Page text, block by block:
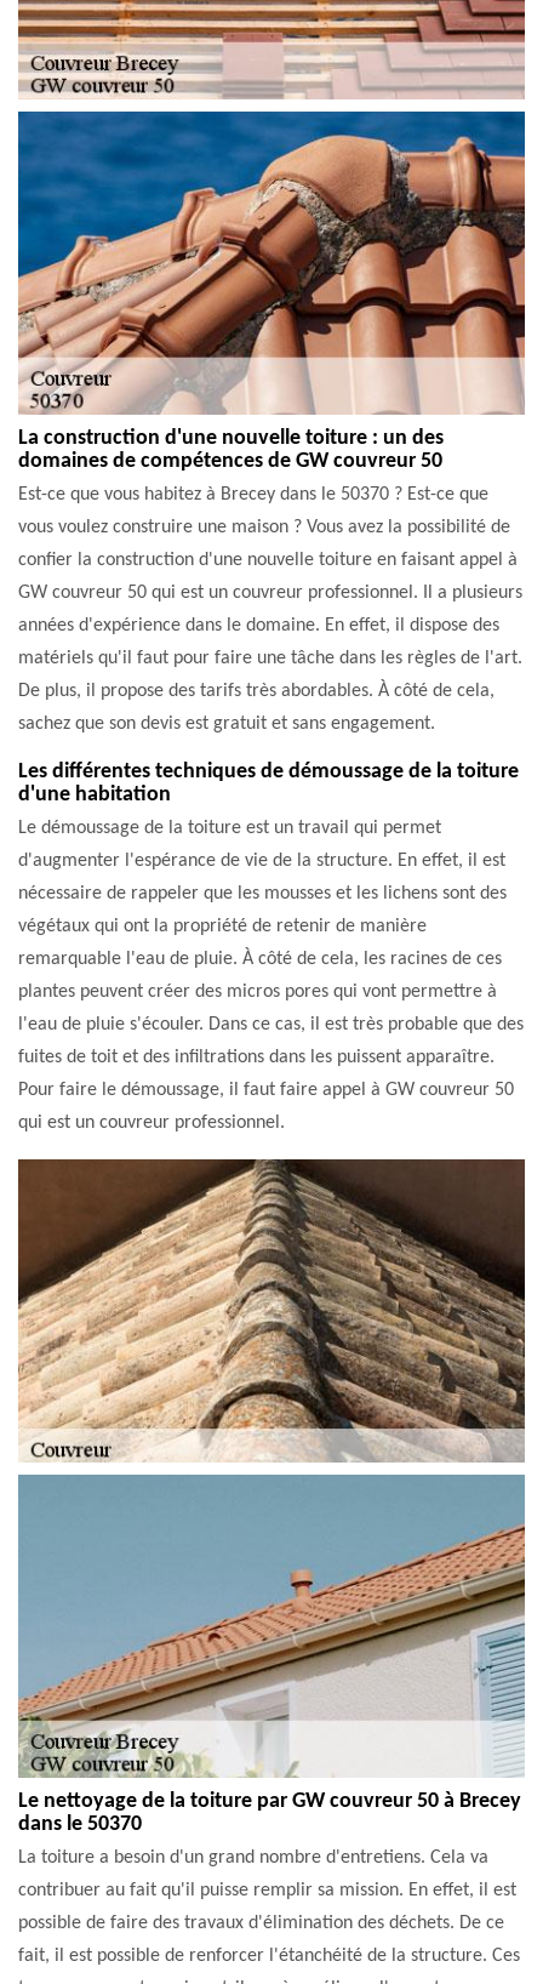
La construction d'une nouvelle toiture : un des
domaines de compétences de GW couvreur 50
Est-ce que vous habitez à Brecey dans le 50370 ? Est-ce que
vous voulez construire une maison ? Vous avez la possibilité de
confier la construction d'une nouvelle toiture en faisant appel à
GW couvreur 50 qui est un couvreur professionnel. Il a plusieurs
années d'expérience dans le domaine. En effet, il dispose des
matériels qu'il faut pour faire une tâche dans les règles de l'art.
De plus, il propose des tarifs très abordables. À côté de cela,
sachez que son devis est gratuit et sans engagement.
Les différentes techniques de démoussage de la toiture
d'une habitation
Le démoussage de la toiture est un travail qui permet
d'augmenter l'espérance de vie de la structure. En effet, il est
nécessaire de rappeler que les mousses et les lichens sont des
végétaux qui ont la propriété de retenir de manière
remarquable l'eau de pluie. À côté de cela, les racines de ces
plantes peuvent créer des micros pores qui vont permettre à
l'eau de pluie s'écouler. Dans ce cas, il est très probable que des
fuites de toit et des infiltrations dans les puissent apparaître.
Pour faire le démoussage, il faut faire appel à GW couvreur 50
qui est un couvreur professionnel.
Le nettoyage de la toiture par GW couvreur 50 à Brecey
dans le 50370
La toiture a besoin d'un grand nombre d'entretiens. Cela va
contribuer au fait qu'il puisse remplir sa mission. En effet, il est
possible de faire des travaux d'élimination des déchets. De ce
fait, il est possible de renforcer l'étanchéité de la structure. Ces